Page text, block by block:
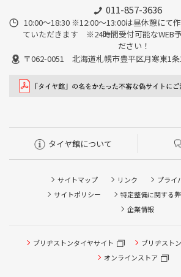
011-857-3636
10:00～18:30 ※12:00～13:00は昼休憩にて
ていただきます ※24時間受付可能なWEB
ださい！
〒062-0051 北海道札幌市豊平区月寒東1
タイヤ館について
サイトマップ リンク
プライ
サイトポリシー
特定整備に関する
企業情報
ブリヂストンタイヤサイト
ブリヂスト
オンラインストア
タイヤ点検・安全点検/タイヤ履き替え/
ピット作業の予約